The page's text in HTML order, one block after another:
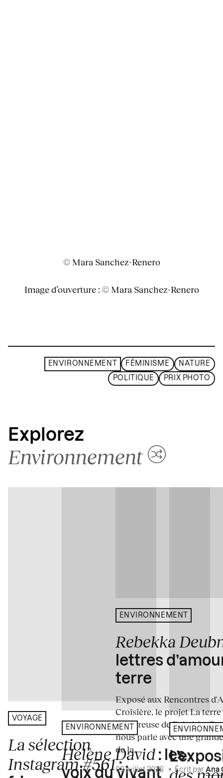
© Mara Sanchez-Renero
Image d’ouverture : © Mara Sanchez-Renero
ENVIRONNEMENT FÉMINISME NATURE
POLITIQUE PRIX PHOTO
Explorez
Environnement
VOYAGE
La sélection
Instagram #561:
ENVIRONNEMENT
Hélène David : les
voix du vivant
ENVIRONNEMENT
Rebekka
lettres
terre
Exposé aux Rencontres
Croisière, le projet La terre
amoureuse de Rebekka
nous parle avec une
de la...
09 juillet 2026 • Écrit par Ana